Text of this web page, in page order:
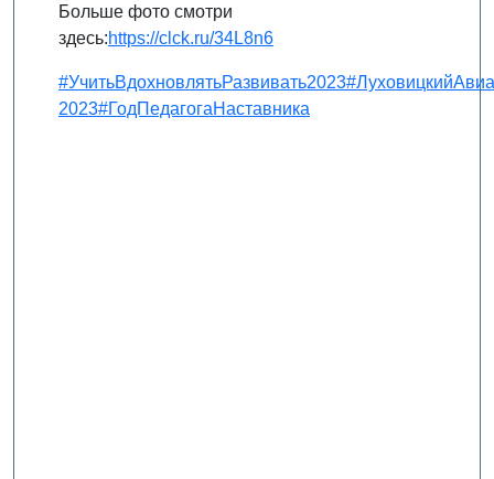
Больше фото смотри
здесь:https://clck.ru/34L8n6
#УчитьВдохновлятьРазвивать2023
2023#ГодПедагогаНаставника